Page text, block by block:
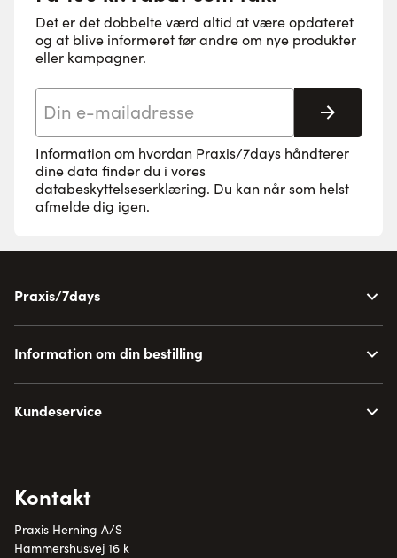
Det er det dobbelte værd altid at være opdateret
og at blive informeret før andre om nye produkter
eller kampagner.
Tilmeld
Information om hvordan Praxis/7days håndterer
dine data finder du i vores
databeskyttelseserklæring. Du kan når som helst
afmelde dig igen.
Praxis/7days
Information om din bestilling
Kundeservice
Kontakt
Praxis Herning A/S
Hammershusvej 16 k